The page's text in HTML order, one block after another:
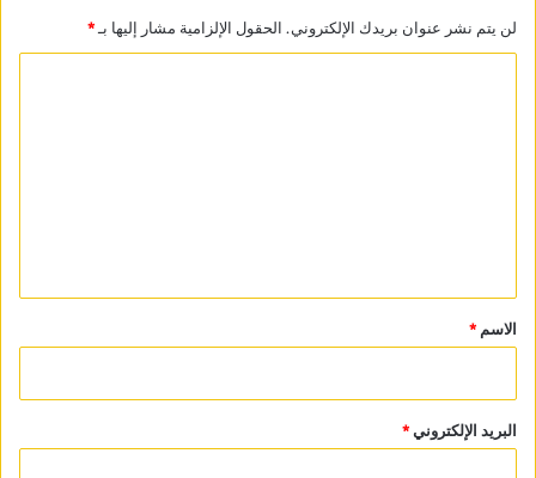
لن يتم نشر عنوان بريدك الإلكتروني. الحقول الإلزامية مشار إليها بـ*
*
الاسم *
البريد الإلكتروني*